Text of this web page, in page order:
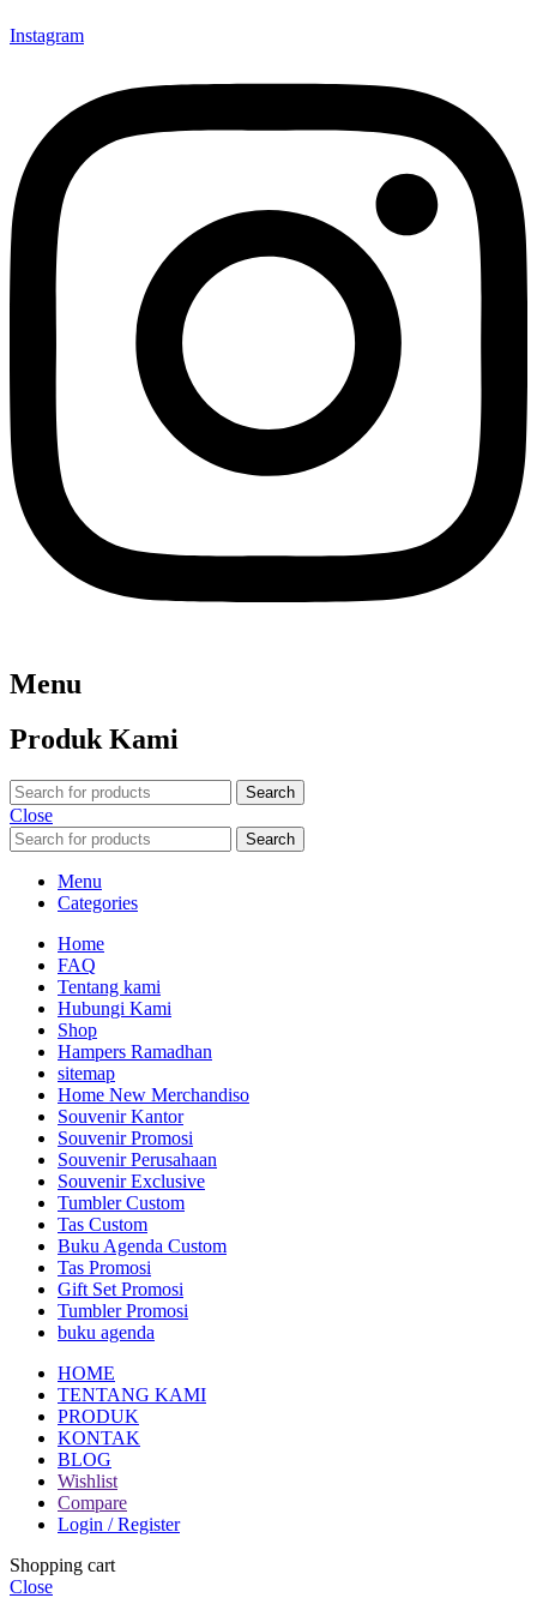
Instagram
Menu
Produk Kami
Search
Close
Search
Menu
Categories
Home
FAQ
Tentang kami
Hubungi Kami
Shop
Hampers Ramadhan
sitemap
Home New Merchandiso
Souvenir Kantor
Souvenir Promosi
Souvenir Perusahaan
Souvenir Exclusive
Tumbler Custom
Tas Custom
Buku Agenda Custom
Tas Promosi
Gift Set Promosi
Tumbler Promosi
buku agenda
HOME
TENTANG KAMI
PRODUK
KONTAK
BLOG
Wishlist
Compare
Login / Register
Shopping cart
Close